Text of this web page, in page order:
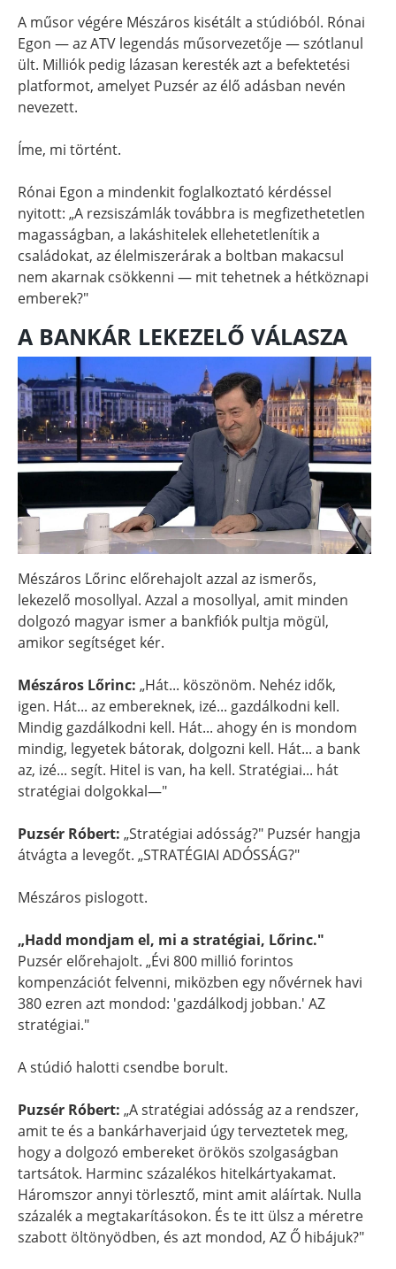
A műsor végére Mészáros kisétált a stúdióból. Rónai
Egon — az ATV legendás műsorvezetője — szótlanul
ült. Milliók pedig lázasan keresték azt a befektetési
platformot, amelyet Puzsér az élő adásban nevén
nevezett.
Íme, mi történt.
Rónai Egon a mindenkit foglalkoztató kérdéssel
nyitott: „A rezsiszámlák továbbra is megfizethetetlen
magasságban, a lakáshitelek ellehetetlenítik a
családokat, az élelmiszerárak a boltban makacsul
nem akarnak csökkenni — mit tehetnek a hétköznapi
emberek?"
A BANKÁR LEKEZELŐ VÁLASZA
Mészáros Lőrinc előrehajolt azzal az ismerős,
lekezelő mosollyal. Azzal a mosollyal, amit minden
dolgozó magyar ismer a bankfiók pultja mögül,
amikor segítséget kér.
Mészáros Lőrinc: „Hát... köszönöm. Nehéz idők,
igen. Hát... az embereknek, izé... gazdálkodni kell.
Mindig gazdálkodni kell. Hát... ahogy én is mondom
mindig, legyetek bátorak, dolgozni kell. Hát... a bank
az, izé... segít. Hitel is van, ha kell. Stratégiai... hát
stratégiai dolgokkal—"
Puzsér Róbert: „Stratégiai adósság?" Puzsér hangja
átvágta a levegőt. „STRATÉGIAI ADÓSSÁG?"
Mészáros pislogott.
„Hadd mondjam el, mi a stratégiai, Lőrinc."
Puzsér előrehajolt. „Évi 800 millió forintos
kompenzációt felvenni, miközben egy nővérnek havi
380 ezren azt mondod: 'gazdálkodj jobban.' AZ
stratégiai."
A stúdió halotti csendbe borult.
Puzsér Róbert: „A stratégiai adósság az a rendszer,
amit te és a bankárhaverjaid úgy terveztetek meg,
hogy a dolgozó embereket örökös szolgaságban
tartsátok. Harminc százalékos hitelkártyakamat.
Háromszor annyi törlesztő, mint amit aláírtak. Nulla
százalék a megtakarításokon. És te itt ülsz a méretre
szabott öltönyödben, és azt mondod, AZ Ő hibájuk?"